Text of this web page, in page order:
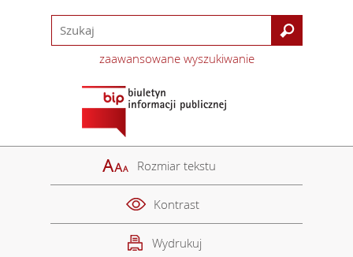
zaawansowane wyszukiwanie
Rozmiar tekstu
Kontrast
Wydrukuj